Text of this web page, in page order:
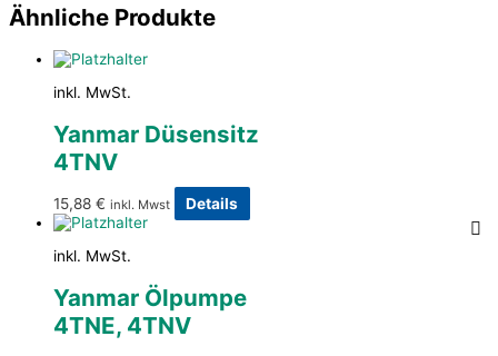
Ähnliche Produkte
inkl. MwSt.
Yanmar Düsensitz
4TNV
15,88 € inkl. Mwst Details
inkl. MwSt.
Yanmar Ölpumpe
4TNE, 4TNV